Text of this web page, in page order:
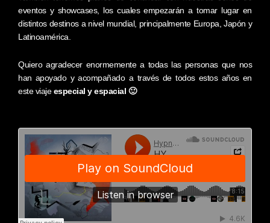
eventos y showcases, los cuales empezarán a tomar lugar en
distintos destinos a nivel mundial, principalmente Europa, Japón y
Latinoamérica.
Quiero agradecer enormemente a todas las personas que nos
han apoyado y acompañado a través de todos estos años en
este viajeespecial y espacial 🙂